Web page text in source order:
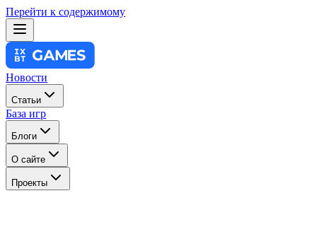
Перейти к содержимому
Новости
Статьи
База игр
Блоги
О сайте
Проекты